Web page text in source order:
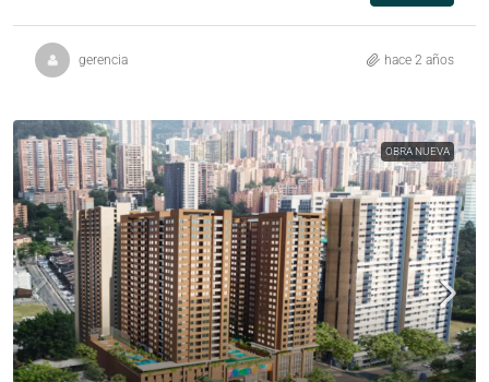
gerencia hace 2 años
OBRA NUEVA